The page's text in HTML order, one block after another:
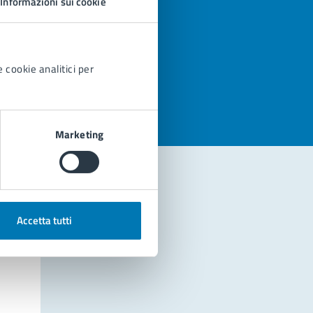
cookie analitici per
Marketing
Accetta tutti